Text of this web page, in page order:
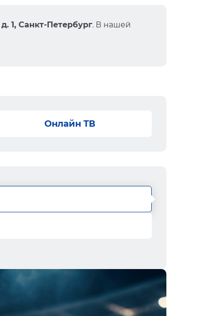
1, Санкт-Петербург. В нашей
Онлайн ТВ